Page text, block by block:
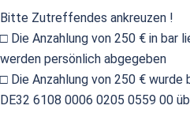
Bitte Zutreffendes ankreuzen !
□ Die Anzahlung von 250 € in bar
werden persönlich abgegeben
□ Die Anzahlung von 250 €
DE32 6108 0006 0205 0559 00